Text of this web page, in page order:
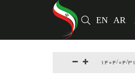
AR
EN
1404/04/31